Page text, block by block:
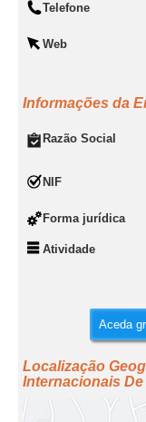
Telefone
Web
Informações da
Razão Social
NIF
Forma jurídica
Atividade
Aceda
Localização
Internacionais